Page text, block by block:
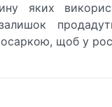
яких
щоб у